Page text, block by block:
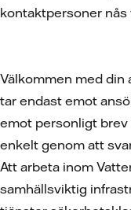
kontaktpersoner
Välkommen med din
tar endast emot
emot personligt brev
enkelt genom att
Att arbeta inom
samhällsviktig